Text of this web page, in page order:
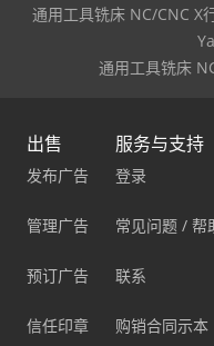
通用工具铣床 NC/CNC X
通用工具铣床
出售
发布广告
管理广告
预订广告
信任印章
服务与支持
登录
常见问题 / 帮
联系
购销合同示本